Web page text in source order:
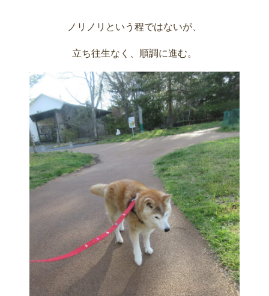
ノリノリという程ではないが、
立ち往生なく、順調に進む。